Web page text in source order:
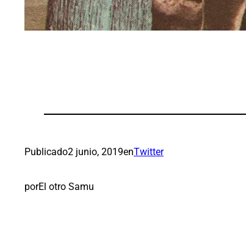
Publicado2 junio, 2019enTwitter
porEl otro Samu